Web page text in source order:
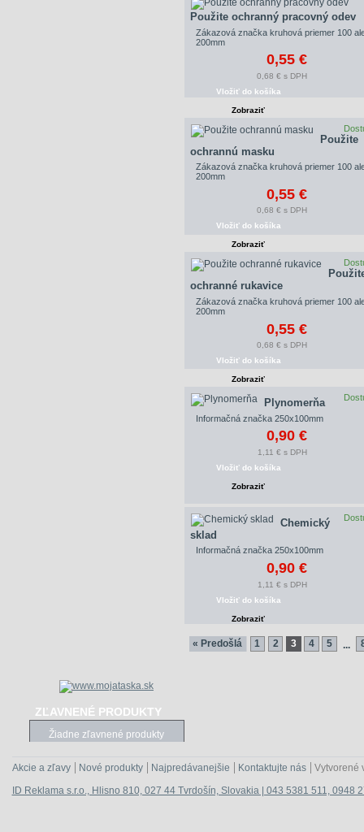
Použite ochranný pracovný odev
Zákazová značka kruhová priemer 100
200mm
0,55 €
0,68 € s DPH
Vložiť do košíka
Zobraziť
Použite
ochrannú masku
Zákazová značka kruhová priemer 100
200mm
0,55 €
0,68 € s DPH
Vložiť do košíka
Zobraziť
ochranné rukavice
Zákazová značka kruhová priemer 100
200mm
0,55 €
0,68 € s DPH
Vložiť do košíka
Zobraziť
Plynomerňa
Informačná značka 250x100mm
0,90 €
1,11 € s DPH
Vložiť do košíka
Zobraziť
Chemický
sklad
Informačná značka 250x100mm
0,90 €
1,11 € s DPH
Vložiť do košíka
Zobraziť
« Predošlá 1 2 3 4 5 ...
ZĽAVNENÉ PRODUKTY
Žiadne zľavnené produkty
Akcie a zľavy Nové produkty Najpredávanejšie Kontaktujte nás
Vytvorené
ID Reklama s.r.o., Hlisno 810, 027 44 Tvrdošín, Slovakia | 043 5381 511, 0948